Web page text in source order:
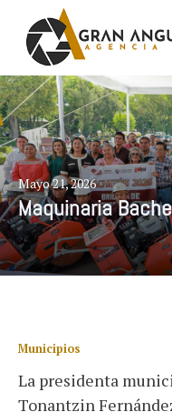
Mayo 21, 2026
Maquinaria
Municipios
La presidenta
Tonantzin